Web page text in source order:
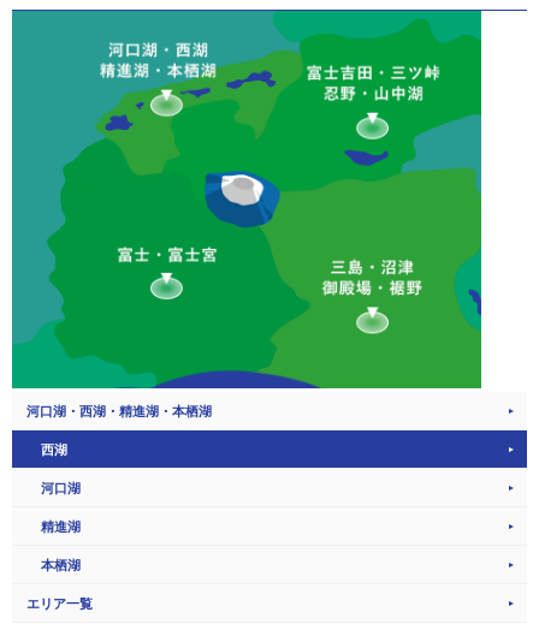
河口湖・西湖・精進湖・本栖湖
西湖
河口湖
精進湖
本栖湖
エリア一覧